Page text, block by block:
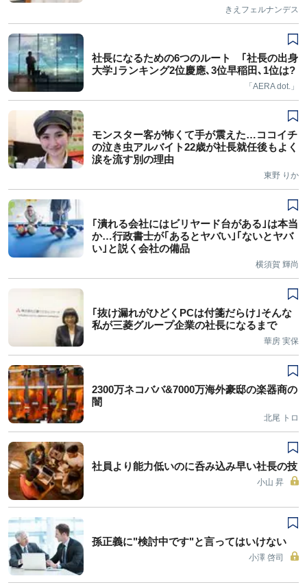
きえフェルナンデス
社長になるための6つのルート ｢社長の出身
大学｣ランキング2位慶應､3位早稲田､1位は?
「AERA dot.」
モンスター客が怖くて手が震えた…ココイチ
の泣き虫アルバイト22歳が社長就任後もよく
涙を流す別の理由
東野 りか
｢潰れる会社にはビリヤード台がある｣は本当
か…行政書士が｢あるとヤバい｣｢ないとヤバ
い｣と説く会社の備品
横須賀 輝尚
｢抜け漏れがひどくPCは付箋だらけ｣そんな
私が三菱グループ企業の社長になるまで
華房 実保
2300万ネコババ&7000万海外豪邸の楽器商の
闇
北尾 トロ
社員より能力低いのに呑み込み早い社長の技
小山 昇
孫正義に"検討中です"と言ってはいけない
小澤 啓司